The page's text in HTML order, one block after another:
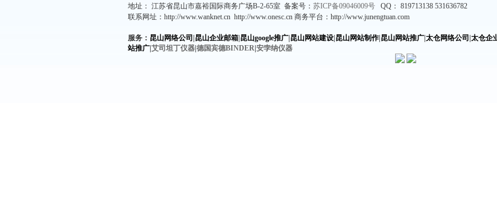
地址： 江苏省昆山市嘉裕国际商务广场B-2-65室 备案号： 苏ICP备09046009号 QQ： 819713138 531636782
联系网址： http://www.wanknet.cn http://www.onesc.cn 商务平台：http://www.junengtuan.com
服务： 昆山网络公司 昆山企业邮箱 昆山google推广 昆山网站建设 昆山网站制作 昆山网站推广 太仓网络公司 太仓企
站推广 艾司坦丁仪器 德国宾德BINDER 安孛纳仪器